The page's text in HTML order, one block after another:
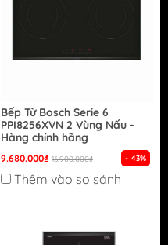
Bếp Từ Bosch Serie 6
PPI8256XVN 2 Vùng Nấu -
Hàng chính hãng
9.680.000₫ 16.900.000₫ - 43%
Thêm vào so sánh